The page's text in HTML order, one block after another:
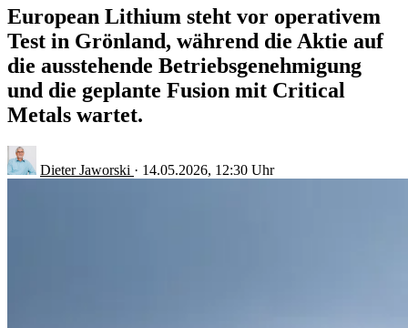
European Lithium steht vor operativem
Test in Grönland, während die Aktie auf
die ausstehende Betriebsgenehmigung
und die geplante Fusion mit Critical
Metals wartet.
Dieter Jaworski · 14.05.2026, 12:30 Uhr